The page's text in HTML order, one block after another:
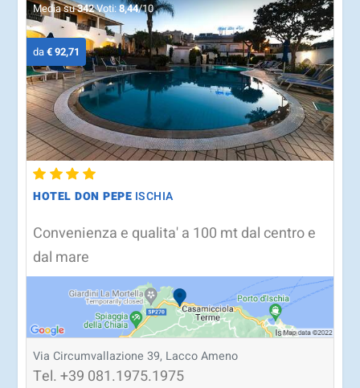
Media su342Voti:8,44/10
da€ 92,71
HOTEL DON PEPE ISCHIA
Convenienza e qualita' a 100 mt dal centro e
dal mare
Via Circumvallazione 39, Lacco Ameno
Tel.+39 081.1975.1975